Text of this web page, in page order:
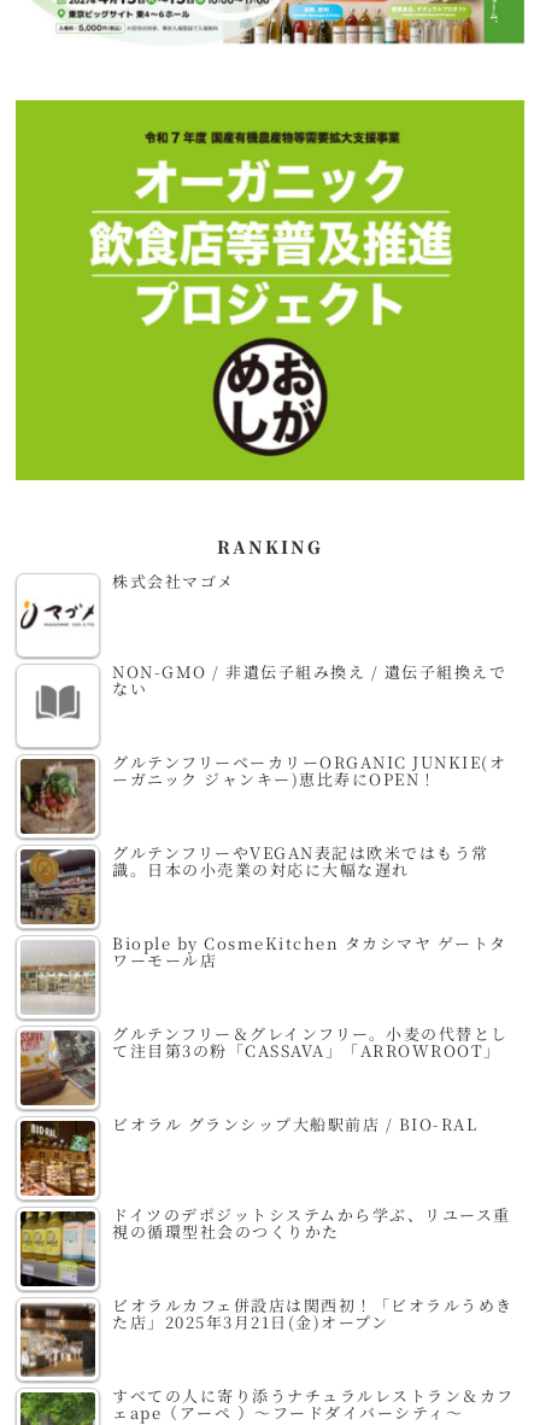
RANKING
株式会社マゴメ
NON-GMO / 非遺伝子組み換え / 遺伝子組換えで
ない
グルテンフリーベーカリーORGANIC JUNKIE(オ
ーガニック ジャンキー)恵比寿にOPEN！
グルテンフリーやVEGAN表記は欧米ではもう常
識。日本の小売業の対応に大幅な遅れ
Biople by CosmeKitchen タカシマヤ ゲートタ
ワーモール店
グルテンフリー＆グレインフリー。小麦の代替とし
て注目第3の粉「CASSAVA」「ARROWROOT」
ビオラル グランシップ大船駅前店 / BIO-RAL
ドイツのデポジットシステムから学ぶ、リユース重
視の循環型社会のつくりかた
ビオラルカフェ併設店は関西初！「ビオラルうめき
た店」2025年3月21日(金)オープン
すべての人に寄り添うナチュラルレストラン＆カフ
ェape（アーペ ）～フードダイバーシティ～